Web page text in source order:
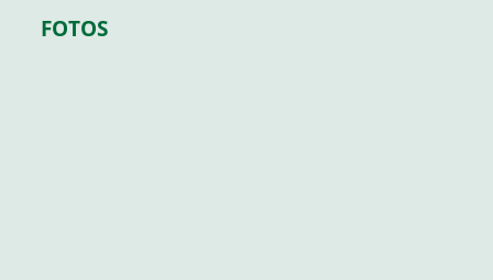
FOTOS